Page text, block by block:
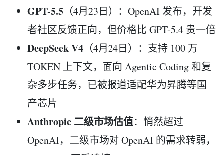
GPT-5.5 （4月23日）：OpenAI 发布，开发
者社区反馈正向，但价格比 GPT-5.4 贵一倍
DeepSeek V4 （4月24日）：支持 100 万
TOKEN 上下文，面向 Agentic Coding 和复
杂多步任务，已被报道适配华为昇腾等国
产芯片
Anthropic 二级市场估值：悄然超过
OpenAI，二级市场对 OpenAI 的需求转弱，